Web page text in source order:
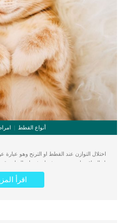
أنواع القطط
اختلال التوازن عند القطط او الترنح وهو
او الساقين او جميعهم. رغم ان فقدان التوازن
انه يمكن ان يكون اشارة على اصابة مرضية
دليل على اضطراب ما فى الجهاز العصبى
الاخرى التى تصيب القطط. كما ان اختلال
اقرأ